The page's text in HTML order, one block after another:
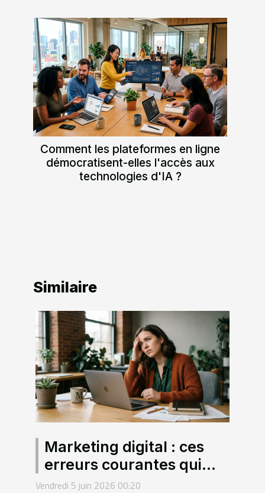
Comment les plateformes en ligne
démocratisent-elles l'accès aux
technologies d'IA ?
Similaire
Marketing digital : ces
erreurs courantes qui
sabotent vos campagnes
Vendredi 5 juin 2026 00:20